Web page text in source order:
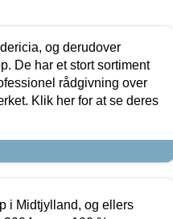
og derudover
De har et stort sortiment
rådgivning over
Klik her for at se deres
i Midtjylland, og ellers